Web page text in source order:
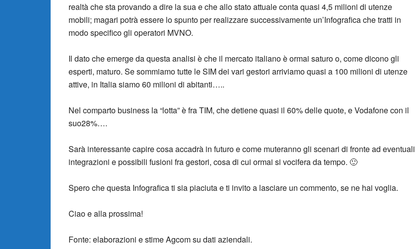
realtà che sta provando a dire la sua e che allo stato attuale conta quasi 4,5 milioni di utenze
mobili; magari potrà essere lo spunto per realizzare successivamente un’Infografica che tratti in
modo specifico gli operatori MVNO.
Il dato che emerge da questa analisi è che il mercato italiano è ormai saturo o, come dicono gli
esperti, maturo. Se sommiamo tutte le SIM dei vari gestori arriviamo quasi a 100 milioni di utenze
attive, in Italia siamo 60 milioni di abitanti…..
Nel comparto business la “lotta” è fra TIM, che detiene quasi il 60% delle quote, e Vodafone con il
suo28%….
Sarà interessante capire cosa accadrà in futuro e come muteranno gli scenari di fronte ad eventuali
integrazioni e possibili fusioni fra gestori, cosa di cui ormai si vocifera da tempo. 🙂
Spero che questa Infografica ti sia piaciuta e ti invito a lasciare un commento, se ne hai voglia.
Ciao e alla prossima!
Fonte: elaborazioni e stime Agcom su dati aziendali.